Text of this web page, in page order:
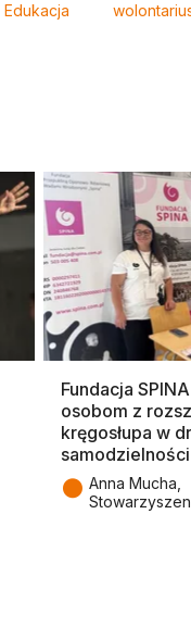
Edukacja
Fundacja
osobom z
kręgosłupa w
samodzielności
● Anna Mucha,